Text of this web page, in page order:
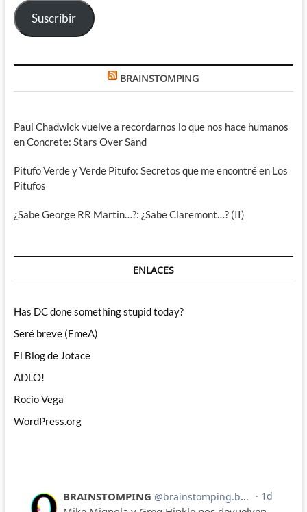
Suscribir
BRAINSTOMPING
Paul Chadwick vuelve a recordarnos lo que nos hace humanos
en Concrete: Stars Over Sand
Pitufo Verde y Verde Pitufo: Secretos que me encontré en Los
Pitufos
¿Sabe George RR Martin…?: ¿Sabe Claremont…? (II)
ENLACES
Has DC done something stupid today?
Seré breve (EmeA)
El Blog de Jotace
ADLO!
Rocío Vega
WordPress.org